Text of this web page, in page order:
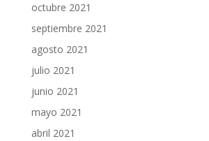
octubre 2021
septiembre 2021
agosto 2021
julio 2021
junio 2021
mayo 2021
abril 2021